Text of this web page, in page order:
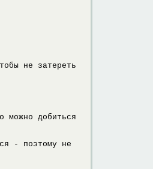
не затереть
можно добиться
- поэтому не